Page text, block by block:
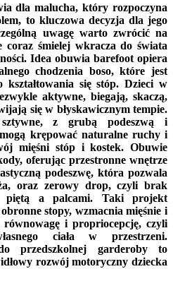
dla malucha, który rozpoczyna
to kluczowa decyzja dla jego
uwagę warto zwrócić na
śmielej wkracza do świata
Idea obuwia barefoot opiera
chodzenia boso, które jest
kształtowania się stóp. Dzieci w
aktywne, biegają, skaczą,
się w błyskawicznym tempie.
z grubą podeszwą i
krępować naturalne ruchy i
mięśni stóp i kostek. Obuwie
oferując przestronne wnętrze
podeszwę, która pozwala
oraz zerowy drop, czyli brak
piętą a palcami. Taki projekt
stopy, wzmacnia mięśnie i
równowagę i propriocepcję, czyli
ciała w przestrzeni.
przedszkolnej garderoby to
rozwój motoryczny dziecka